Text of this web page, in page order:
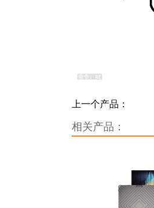
上一个产品：
相关产品：